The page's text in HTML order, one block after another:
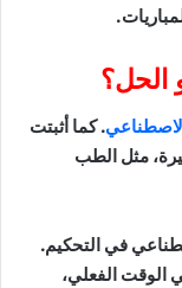
الحل؟
الاصطناعي. كما أثبتت
مثل الطب
في التحكيم.
الوقت الفعلي،